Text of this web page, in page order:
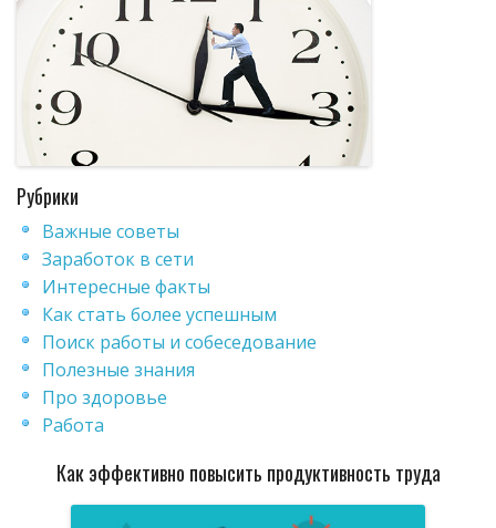
Рубрики
Важные советы
Заработок в сети
Интересные факты
Как стать более успешным
Поиск работы и собеседование
Полезные знания
Про здоровье
Работа
Как эффективно повысить продуктивность труда